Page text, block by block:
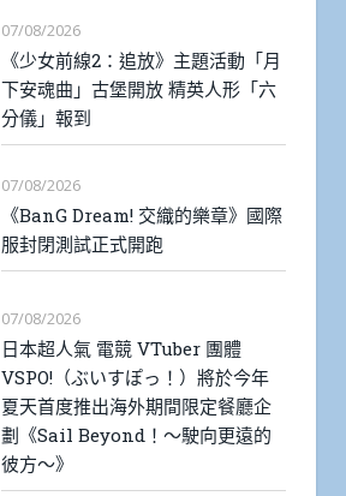
07/08/2026
《少女前線2：追放》主題活動「月
下安魂曲」古堡開放 精英人形「六
分儀」報到
07/08/2026
《BanG Dream! 交織的樂章》國際
服封閉測試正式開跑
07/08/2026
日本超人氣 電競 VTuber 團體
VSPO!（ぶいすぽっ！）將於今年
夏天首度推出海外期間限定餐廳企
劃《Sail Beyond！～駛向更遠的
彼方～》